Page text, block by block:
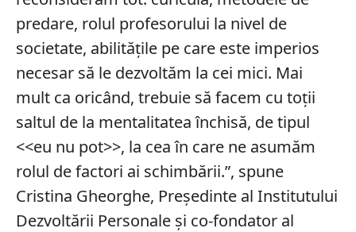
predare, rolul profesorului la nivel de
societate, abilitățile pe care este imperios
necesar să le dezvoltăm la cei mici. Mai
mult ca oricând, trebuie să facem cu toții
saltul de la mentalitatea închisă, de tipul
<<eu nu pot>>, la cea în care ne asumăm
rolul de factori ai schimbării.”, spune
Cristina Gheorghe, Președinte al Institutului
Dezvoltării Personale și co-fondator al